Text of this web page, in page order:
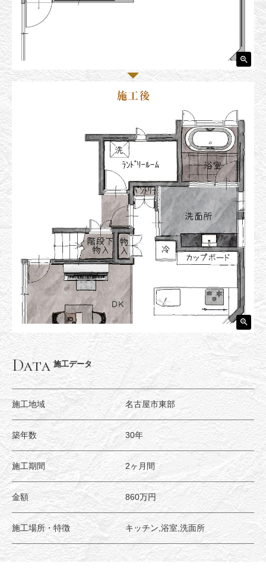
Data 施工データ
施工地域 名古屋市東部
築年数 30年
施工期間 2ヶ月間
金額 860万円
施工場所・特徴 キッチン,浴室,洗面所